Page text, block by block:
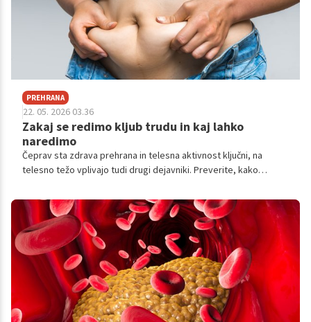
PREHRANA
22. 05. 2026 03.36
Zakaj se redimo kljub trudu in kaj lahko
naredimo
Čeprav sta zdrava prehrana in telesna aktivnost ključni, na
telesno težo vplivajo tudi drugi dejavniki. Preverite, kako
vplivajo na nabiranje odvečnih kilogramov.